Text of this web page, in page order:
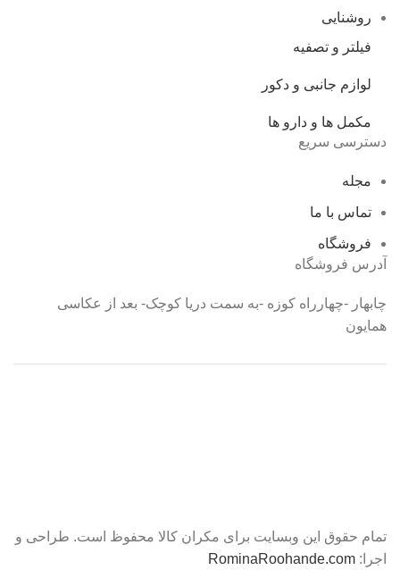
روشنایی
فیلتر و تصفیه
لوازم جانبی و دکور
مکمل ها و دارو ها
دسترسی سریع
مجله
تماس با ما
فروشگاه
آدرس فروشگاه
چابهار -چهارراه کوزه -به سمت دریا کوچک- بعد از عکاسی
همایون
تمام حقوق این وبسایت برای مکران کالا محفوظ است. طراحی و
اجرا: RominaRoohande.com